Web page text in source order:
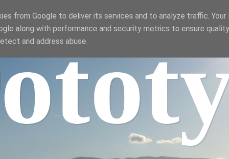
from Google to deliver its services and to analyze traffic. Your
along with performance and security metrics to ensure
and address abuse.